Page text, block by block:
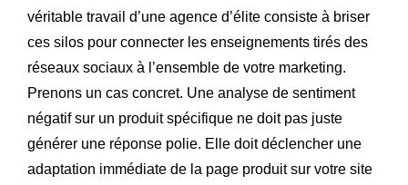
véritable travail d’une agence d’élite consiste à briser
ces silos pour connecter les enseignements tirés des
réseaux sociaux à l’ensemble de votre marketing.
Prenons un cas concret. Une analyse de sentiment
négatif sur un produit spécifique ne doit pas juste
générer une réponse polie. Elle doit déclencher une
adaptation immédiate de la page produit sur votre site